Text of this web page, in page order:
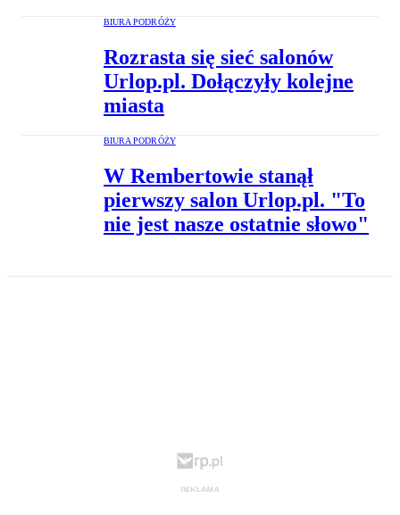
BIURA PODRÓŻY
Rozrasta się sieć salonów
Urlop.pl. Dołączyły kolejne
miasta
BIURA PODRÓŻY
W Rembertowie stanął
pierwszy salon Urlop.pl. "To
nie jest nasze ostatnie słowo"